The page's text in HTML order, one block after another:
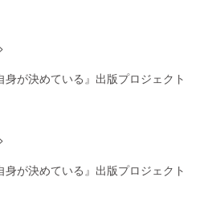
身が決めている』出版プロジェクト
身が決めている』出版プロジェクト